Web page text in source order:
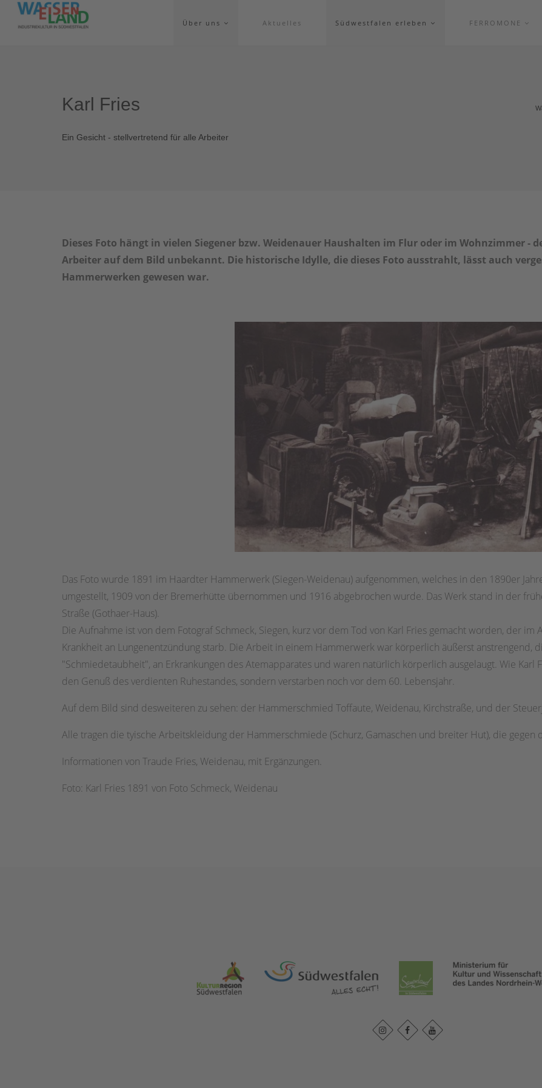
Über uns Aktuelles Südwestfalen erleben FERROMONE
Karl Fries
Ein Gesicht - stellvertretend für alle Arbeiter
Dieses Foto hängt in vielen Siegener bzw. Weidenauer Haushalten im Flur oder im Wohnzimmer -
Arbeiter auf dem Bild unbekannt. Die historische Idylle, die dieses Foto ausstrahlt, lässt auch
Hammerwerken gewesen war.
Das Foto wurde 1891 im Haardter Hammerwerk (Siegen-Weidenau) aufgenommen, welches in den 1890er
umgestellt, 1909 von der Bremerhütte übernommen und 1916 abgebrochen wurde. Das Werk stand in der
Straße (Gothaer-Haus).
Die Aufnahme ist von dem Fotograf Schmeck, Siegen, kurz vor dem Tod von Karl Fries gemacht worden, der
Krankheit an Lungenentzündung starb. Die Arbeit in einem Hammerwerk war körperlich äußerst anstrengend,
"Schmiedetaubheit", an Erkrankungen des Atemapparates und waren natürlich körperlich ausgelaugt. Wie Karl
den Genuß des verdienten Ruhestandes, sondern verstarben noch vor dem 60. Lebensjahr.
Auf dem Bild sind desweiteren zu sehen: der Hammerschmied Toffaute, Weidenau, Kirchstraße, und der
Alle tragen die tyische Arbeitskleidung der Hammerschmiede (Schurz, Gamaschen und breiter Hut), die gegen
Informationen von Traude Fries, Weidenau, mit Ergänzungen.
Foto: Karl Fries 1891 von Foto Schmeck, Weidenau